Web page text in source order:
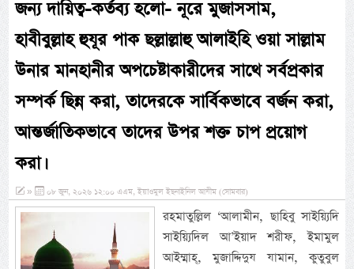
জন্য দায়িত্ব-কর্তব্য হলো- নূরে মুজাসসাম,
হাবীবুল্লাহ হুযূর পাক ছল্লাল্লাহু আলাইহি ওয়া সাল্লাম
উনার মানহানীর অপচেষ্টাকারীদের সাথে সর্বপ্রকার
সম্পর্ক ছিন্ন করা, তাদেরকে সার্বিকভাবে বর্জন করা,
আন্তর্জাতিকভাবে তাদের উপর শক্ত চাপ প্রয়োগ
করা।
» ০৮ জুন, ২০২৬ ১২:০০ এএম, ইয়াওমুল ইছনাইনিল আযীম (সোমবার)
রহমাতুল্লিল ‘আলামীন, ছাহিবু সাইয়্যিদি
সাইয়্যিদিল আ’ইয়াদ শরীফ, ইমামুল
আইম্মাহ্, মুজাদ্দিদুয যামান, কুতুবুল